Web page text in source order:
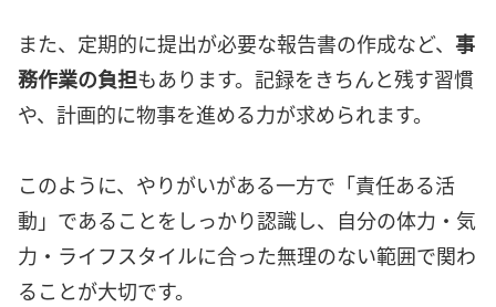
また、定期的に提出が必要な報告書の作成など、 事
務作業の負担もあります。記録をきちんと残す習慣
や、計画的に物事を進める力が求められます。
このように、やりがいがある一方で「責任ある活
動」であることをしっかり認識し、自分の体力・気
力・ライフスタイルに合った無理のない範囲で関わ
ることが大切です。